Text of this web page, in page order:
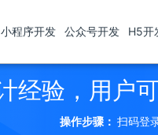
小程序开发 公众号开发 H5开
经验，用户
操作步骤： 扫码登